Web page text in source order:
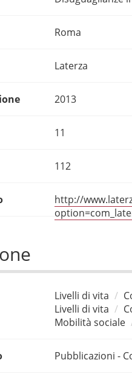
Roma
Laterza
2013
11
112
http://
Livelli di vita
Livelli di vita
Mobilità sociale
Pubblicazioni -